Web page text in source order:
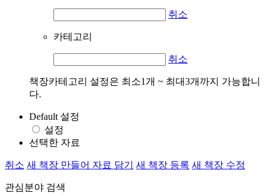
취소
카테고리
취소
책장카테고리 설정은 최소1개 ~ 최대3개까지 가능합니
다.
Default 설정
설정
선택한 자료
취소 새 책장 만들어 자료 담기 새 책장 등록 새 책장 수정
관심분야 검색